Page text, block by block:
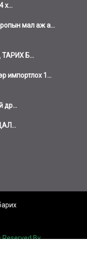
х...
мал аж а...
Б...
импортлох 1...
др...
By